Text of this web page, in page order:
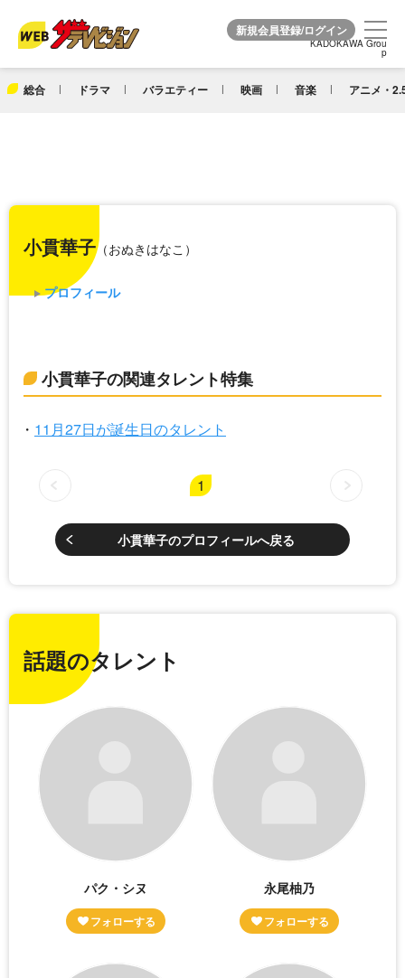
KADOKAWA Grou
p
総合 ドラマ バラエティー 映画 音楽 アニメ・
KADOKAWA Grou
p
小貫華子（おぬきはなこ）
プロフィール
小貫華子の関連タレント特集
11月27日が誕生日のタレント
1
小貫華子のプロフィールへ戻る
話題のタレント
パク・シヌ 永尾柚乃